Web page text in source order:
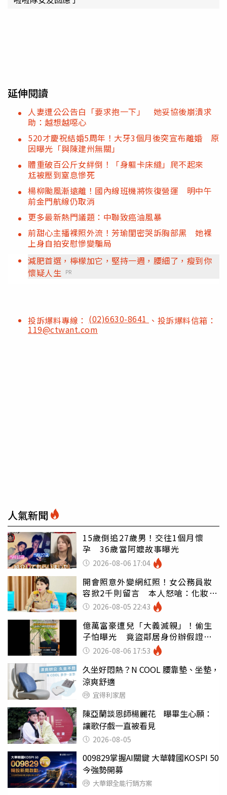
延伸閱讀
人妻遭公公告白「要求抱一下」 她妥協後崩潰求
助：越想越噁心
520才慶祝結婚5周年！大牙3個月後突宣布離婚 原
因曝光「與陳建州無關」
體重破百公斤女絆倒！「身軀卡床縫」爬不起來
尪被壓到窒息慘死
楊柳颱風漸遠離！國內線班機將恢復營運 明中午
前金門航線仍取消
更多最新熱門議題：中聯致癌油風暴
前甜心主播裸照外流！芳瑜閨密哭訴胸部黑 她裸
上身自拍安慰慘變騙局
減肥首選，檸檬加它，堅持一週，腰細了，瘦到你
懷疑人生 PR
投訴爆料專線： (02)6630-8641 、投訴爆料信箱：
119@ctwant.com
人氣新聞
15歲倒追27歲男！交往1個月懷
孕 36歲當阿嬤故事曝光
2026-08-06 17:04
開會照意外變網紅照！女公務員妝
容掀2千則留言 本人怒嗆：化妝有
錯嗎2026-08-05 22:43
億萬富豪遭兒「大義滅親」！偷生
子怕曝光 竟盜鄰居身份辦假證落
戶 2026-08-06 17:53
久坐好悶熱？N COOL 腰靠墊、坐墊，
涼爽舒適
宜得利家居
陳亞蘭談恩師楊麗花 曝畢生心願：
讓歌仔戲一直被看見
2026-08-05
009829掌握AI關鍵 大華韓國KOSPI 50
今強勢開募
大華銀全能行銷方案